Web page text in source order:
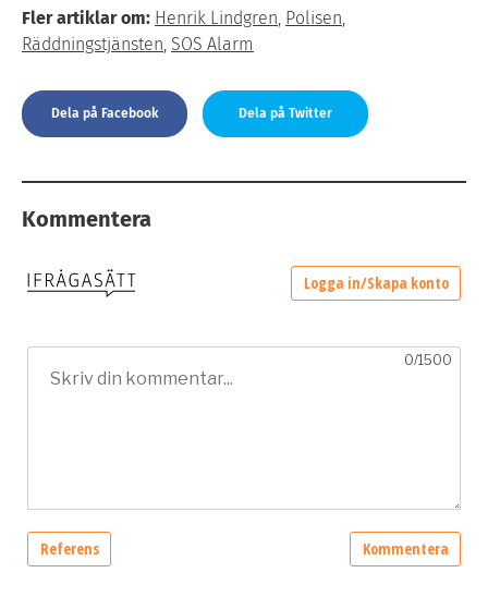
Fler artiklar om: Henrik Lindgren, Polisen,
Räddningstjänsten, SOS Alarm
Dela på Facebook Dela på Twitter
Kommentera